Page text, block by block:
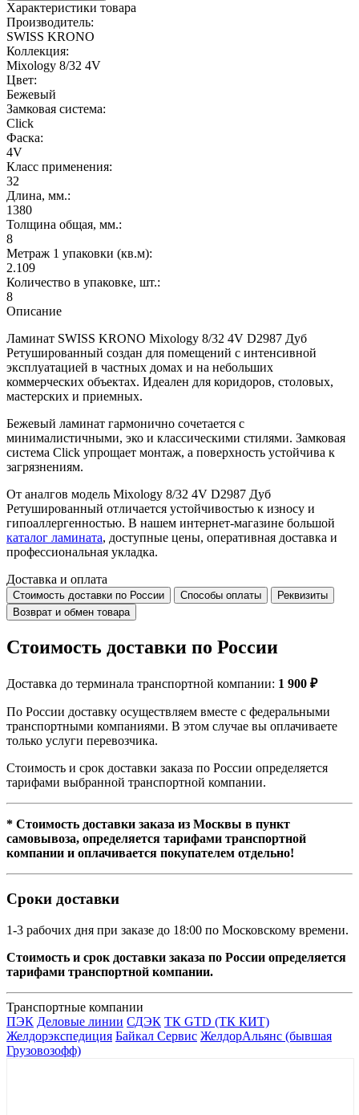
Характеристики товара
Производитель:
SWISS KRONO
Коллекция:
Mixology 8/32 4V
Цвет:
Бежевый
Замковая система:
Click
Фаска:
4V
Класс применения:
32
Длина, мм.:
1380
Толщина общая, мм.:
8
Метраж 1 упаковки (кв.м):
2.109
Количество в упаковке, шт.:
8
Описание
Ламинат SWISS KRONO Mixology 8/32 4V D2987 Дуб
Ретушированный создан для помещений с интенсивной
эксплуатацией в частных домах и на небольших
коммерческих объектах. Идеален для коридоров, столовых,
мастерских и приемных.
Бежевый ламинат гармонично сочетается с
минималистичными, эко и классическими стилями. Замковая
система Click упрощает монтаж, а поверхность устойчива к
загрязнениям.
От аналгов модель Mixology 8/32 4V D2987 Дуб
Ретушированный отличается устойчивостью к износу и
гипоаллергенностью. В нашем интернет-магазине большой
каталог ламината, доступные цены, оперативная доставка и
профессиональная укладка.
Доставка и оплата
Стоимость доставки по России Способы оплаты
Реквизиты
Возврат и обмен товара
Стоимость доставки по России
Доставка до терминала транспортной компании: 1 900 ₽
По России доставку осуществляем вместе с федеральными
транспортными компаниями. В этом случае вы оплачиваете
только услуги перевозчика.
Стоимость и срок доставки заказа по России определяется
тарифами выбранной транспортной компании.
* Стоимость доставки заказа из Москвы в пункт
самовывоза, определяется тарифами транспортной
компании и оплачивается покупателем отдельно!
Сроки доставки
1-3 рабочих дня при заказе до 18:00 по Московскому времени.
Стоимость и срок доставки заказа по России определяется
тарифами транспортной компании.
Транспортные компании
ПЭК Деловые линии СДЭК ТК GTD (ТК КИТ)
Желдорэкспедиция Байкал Сервис ЖелдорАльянс (бывшая
Грузовозофф)